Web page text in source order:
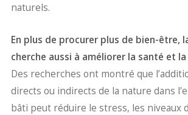
naturels.
En plus de procurer plus de bien-être,
cherche aussi à améliorer la santé et
Des recherches ont montré que
directs ou indirects de la nature dans
bâti peut réduire le stress, les niveaux